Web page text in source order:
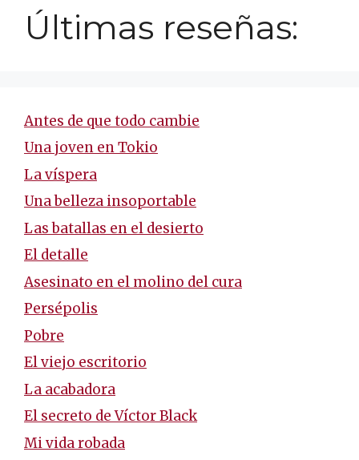
Últimas reseñas:
Antes de que todo cambie
Una joven en Tokio
La víspera
Una belleza insoportable
Las batallas en el desierto
El detalle
Asesinato en el molino del cura
Persépolis
Pobre
El viejo escritorio
La acabadora
El secreto de Víctor Black
Mi vida robada